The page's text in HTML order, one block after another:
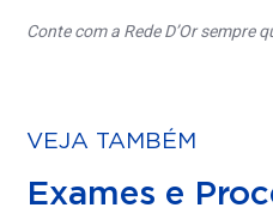
Conte com a Rede D’Or sempre
VEJA TAMBÉM
Exames e